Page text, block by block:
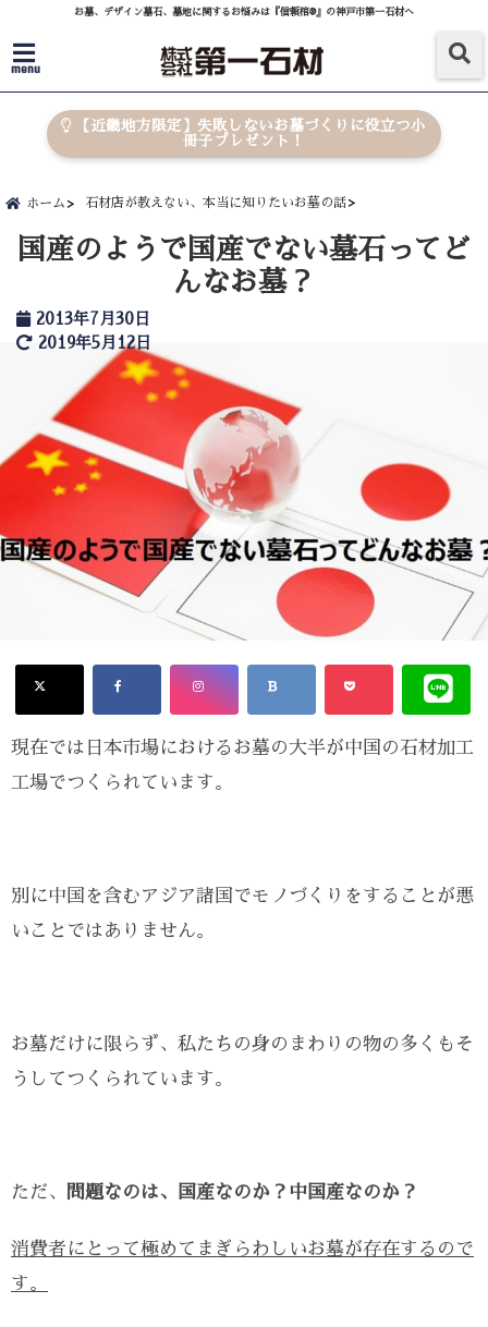
お墓、デザイン墓石、墓地に関するお悩みは『信頼棺®』の神戸市第一石材へ
menu
【近畿地方限定】失敗しないお墓づくりに役立つ小
冊子プレゼント！
ホーム 石材店が教えない、本当に知りたいお墓の話
国産のようで国産でない墓石ってど
んなお墓？
2013年7月30日
2019年5月12日
現在では日本市場におけるお墓の大半が中国の石材加工
工場でつくられています。
別に中国を含むアジア諸国でモノづくりをすることが悪
いことではありません。
お墓だけに限らず、私たちの身のまわりの物の多くもそ
うしてつくられています。
ただ、 問題なのは、国産なのか？中国産なのか？
消費者にとって極めてまぎらわしいお墓が存在するので
す。